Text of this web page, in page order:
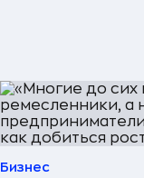
Бизнес